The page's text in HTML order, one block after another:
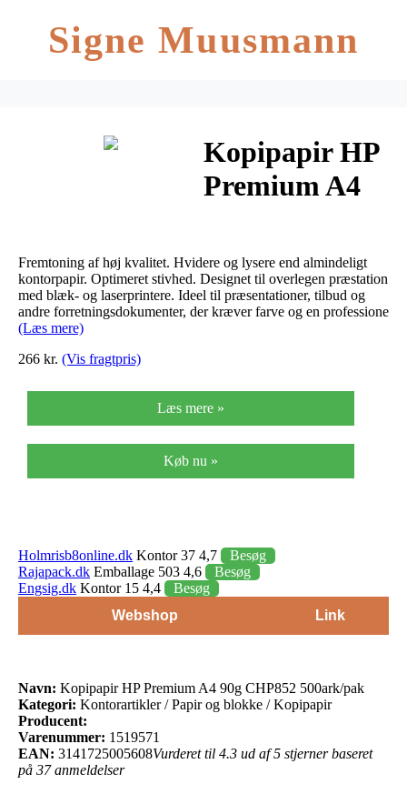
Signe Muusmann
Kopipapir HP
Premium A4
500ark/pak
Fremtoning af høj kvalitet. Hvidere og lysere end almindeligt
kontorpapir. Optimeret stivhed. Designet til overlegen præstation
med blæk- og laserprintere. Ideel til præsentationer, tilbud og
andre forretningsdokumenter, der kræver farve og en professione
(Læs mere)
266 kr. (Vis fragtpris)
Læs mere »
Køb nu »
Holmrisb8online.dk Kontor 37 4,7
Besøg
Rajapack.dk Emballage 503 4,6
Besøg
Engsig.dk Kontor 15 4,4
Besøg
Webshop
Link
Navn: Kopipapir HP Premium A4 90g CHP852 500ark/pak
Kategori: Kontorartikler / Papir og blokke / Kopipapir
Producent:
Varenummer: 1519571
EAN: 3141725005608Vurderet til 4.3 ud af 5 stjerner baseret
på 37 anmeldelser